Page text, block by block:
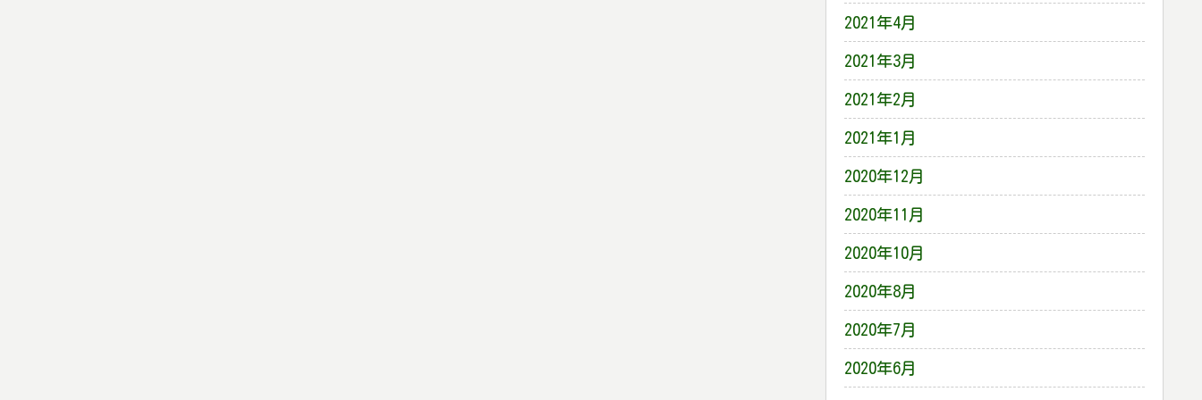
2021年4月
2021年3月
2021年2月
2021年1月
2020年12月
2020年11月
2020年10月
2020年8月
2020年7月
2020年6月